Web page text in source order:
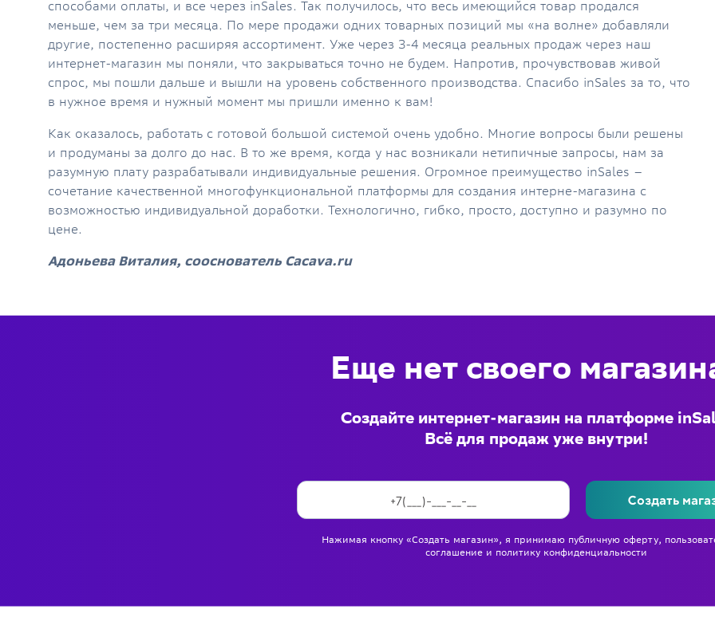
способами оплаты, и все через inSales. Так получилось, что весь имеющийся товар продался
меньше, чем за три месяца. По мере продажи одних товарных позиций мы «на волне» добавляли
другие, постепенно расширяя ассортимент. Уже через 3-4 месяца реальных продаж через наш
интернет-магазин мы поняли, что закрываться точно не будем. Напротив, прочувствовав живой
спрос, мы пошли дальше и вышли на уровень собственного производства. Спасибо inSales за то, что
в нужное время и нужный момент мы пришли именно к вам!
Как оказалось, работать с готовой большой системой очень удобно. Многие вопросы были решены
и продуманы за долго до нас. В то же время, когда у нас возникали нетипичные запросы, нам за
разумную плату разрабатывали индивидуальные решения. Огромное преимущество inSales –
сочетание качественной многофункциональной платформы для создания интерне-магазина с
возможностью индивидуальной доработки. Технологично, гибко, просто, доступно и разумно по
цене.
Адоньева Виталия, сооснователь Cacava.ru
Еще нет своего
Создайте интернет-магазин на платформе
Всё для продаж уже внутри!
Создать
Нажимая кнопку «Создать магазин», я принимаю публичную оферту,
соглашение и политику конфиденциальности